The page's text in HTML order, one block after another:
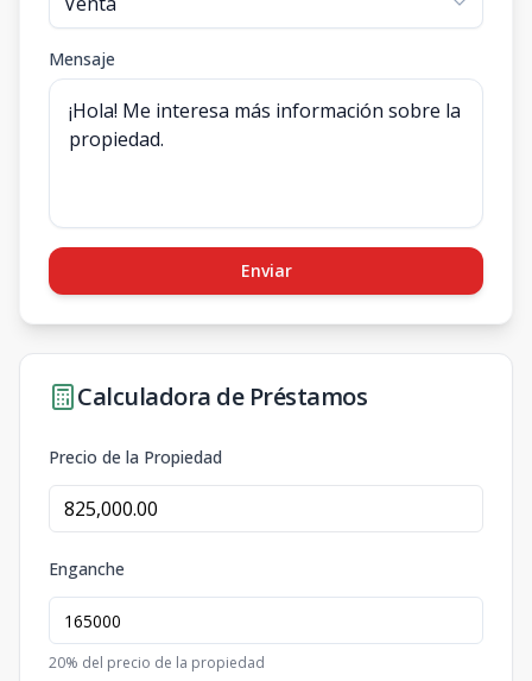
Mensaje
Enviar
Calculadora de Préstamos
Precio de la Propiedad
Enganche
20% del precio de la propiedad